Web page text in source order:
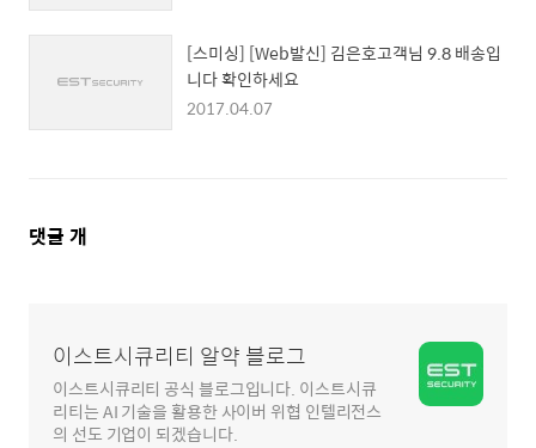
[스미싱] [Web발신] 김은호고객님 9.8 배송입
니다 확인하세요
2017.04.07
댓
댓글 개
이스트시큐리티 알약 블로그
이스트시큐리티 공식 블로그입니다. 이스트시큐
리티는 AI 기술을 활용한 사이버 위협 인텔리전스
의 선도 기업이 되겠습니다.